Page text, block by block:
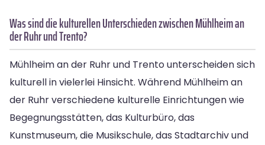
Was sind die kulturellen Unterschieden zwischen Mühlheim an
der Ruhr und Trento?
Mühlheim an der Ruhr und Trento unterscheiden sich
kulturell in vielerlei Hinsicht. Während Mühlheim an
der Ruhr verschiedene kulturelle Einrichtungen wie
Begegnungsstätten, das Kulturbüro, das
Kunstmuseum, die Musikschule, das Stadtarchiv und